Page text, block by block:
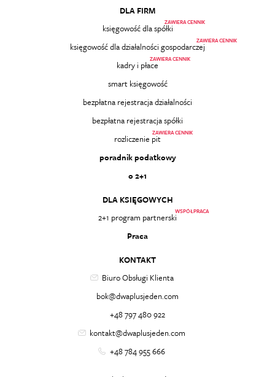
DLA FIRM
księgowość dla spółki
ZAWIERA CENNIK
księgowość dla działalności gospodarczej
ZAWIERA CENNIK
kadry i płace
ZAWIERA CENNIK
smart księgowość
bezpłatna rejestracja działalności
bezpłatna rejestracja spółki
rozliczenie pit
ZAWIERA CENNIK
poradnik podatkowy
o 2+1
DLA KSIĘGOWYCH
2+1 program partnerski
WSPÓŁPRACA
Praca
KONTAKT
Biuro Obsługi Klienta
bok@dwaplusjeden.com
+48 797 480 922
kontakt@dwaplusjeden.com
+48 784 955 666